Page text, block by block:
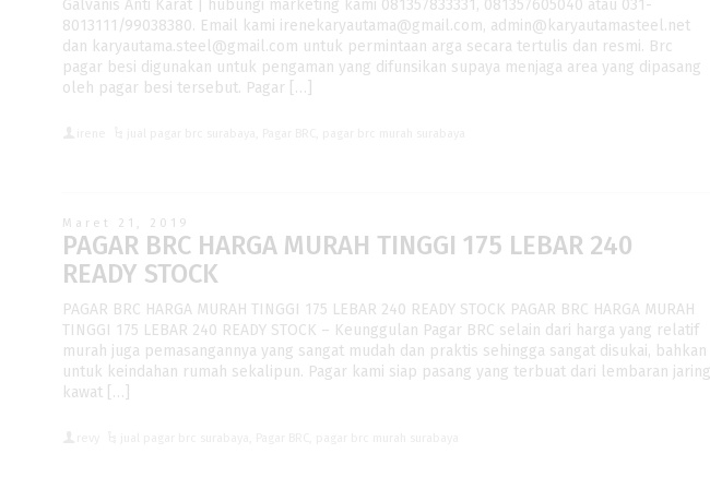
Galvanis Anti Karat | hubungi marketing kami 081357833331, 081357605040 atau 031-
8013111/99038380. Email kami irenekaryautama@gmail.com, admin@karyautamasteel.net
dan karyautama.steel@gmail.com untuk permintaan arga secara tertulis dan resmi. Brc
pagar besi digunakan untuk pengaman yang difunsikan supaya menjaga area yang dipasang
oleh pagar besi tersebut. Pagar […]
Maret 21, 2019
PAGAR BRC HARGA MURAH TINGGI 175 LEBAR 240
READY STOCK
PAGAR BRC HARGA MURAH TINGGI 175 LEBAR 240 READY STOCK PAGAR BRC HARGA MURAH
TINGGI 175 LEBAR 240 READY STOCK – Keunggulan Pagar BRC selain dari harga yang relatif
murah juga pemasangannya yang sangat mudah dan praktis sehingga sangat disukai, bahkan
untuk keindahan rumah sekalipun. Pagar kami siap pasang yang terbuat dari lembaran jaring
kawat […]